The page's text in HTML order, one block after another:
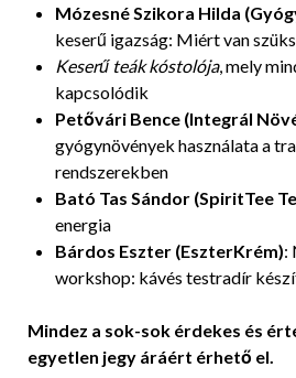
Mózesné Szikora Hilda
keserű igazság: Miért van
Keserű teák kóstolója, mely
kapcsolódik
Petővári Bence (Integrál
gyógynövények használata a
rendszerekben
Bató Tas Sándor (SpiritTee
energia
Bárdos Eszter (EszterKrém):
workshop: kávés testradír
Mindez a sok-sok érdekes és
egyetlen jegy áráért érhető el.